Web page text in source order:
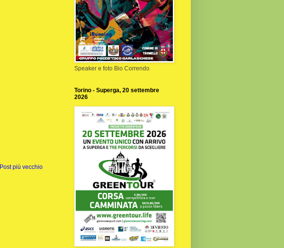
Post più vecchio
Speaker e foto Bio Correndo
Torino - Superga, 20 settembre
2026